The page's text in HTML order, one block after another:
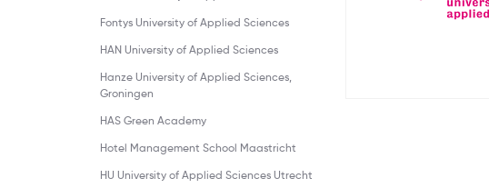
Fontys University of Applied Sciences
HAN University of Applied Sciences
Hanze University of Applied Sciences,
Groningen
HAS Green Academy
Hotel Management School Maastricht
HU University of Applied Sciences Utrecht